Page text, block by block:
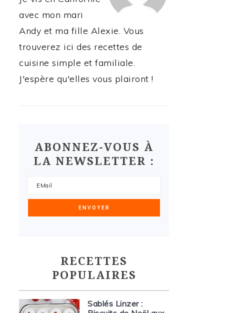
avec mon mari
Andy et ma fille Alexie. Vous
trouverez ici des recettes de
cuisine simple et familiale.
J'espère qu'elles vous plairont !
ABONNEZ-VOUS À
LA NEWSLETTER :
RECETTES
POPULAIRES
Sablés Linzer :